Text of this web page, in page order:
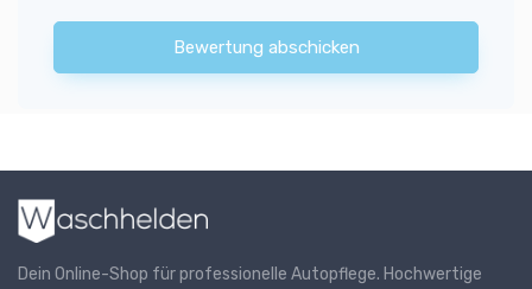
Bewertung abschicken
Dein Online-Shop für professionelle Autopflege. Hochwertige